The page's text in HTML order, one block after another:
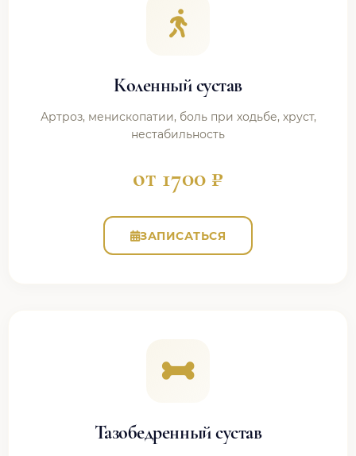
Коленный сустав
Артроз, менископатии, боль при ходьбе, хруст,
нестабильность
от 1700 ₽
ЗАПИСАТЬСЯ
Тазобедренный сустав